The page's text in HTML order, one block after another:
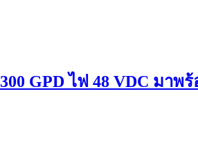
GPD ไฟ 48 VDC มาพ